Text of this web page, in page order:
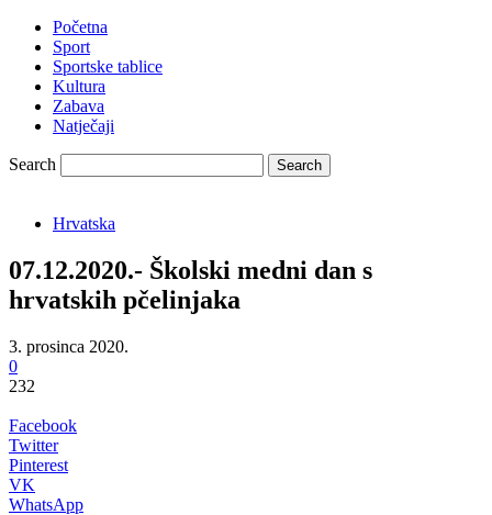
Početna
Sport
Sportske tablice
Kultura
Zabava
Natječaji
Search
Hrvatska
07.12.2020.- Školski medni dan s
hrvatskih pčelinjaka
3. prosinca 2020.
0
232
Facebook
Twitter
Pinterest
VK
WhatsApp